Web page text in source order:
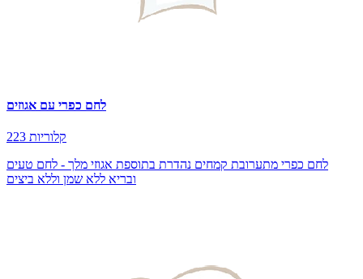
לחם כפרי עם אגוזים
223 קלוריות
לחם כפרי מתערובת קמחים נהדרת בתוספת אגוזי מלך - לחם טעים
ובריא ללא שמן וללא ביצים